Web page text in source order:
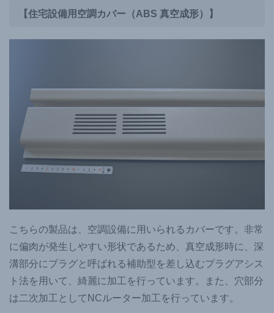
【住宅設備用空調カバー（ABS 真空成形）】
こちらの製品は、空調設備に用いられるカバーです。非常
に偏肉が発生しやすい形状であるため、真空成形時に、深
溝部分にプラグと呼ばれる補助型を差し込むプラグアシス
ト法を用いて、綺麗に加工を行っています。また、穴部分
は二次加工としてNCルーター加工を行っています。